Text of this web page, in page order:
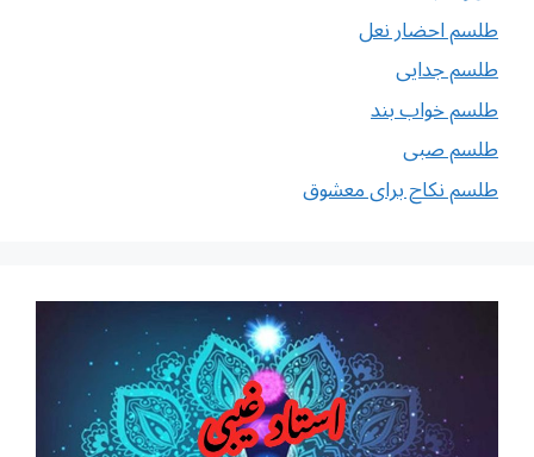
طلسم احضار نعل
طلسم جدایی
طلسم خواب بند
طلسم صبی
طلسم نکاح برای معشوق